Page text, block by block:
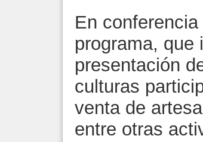
En
programa, que
presentación
culturas
venta de
entre otras